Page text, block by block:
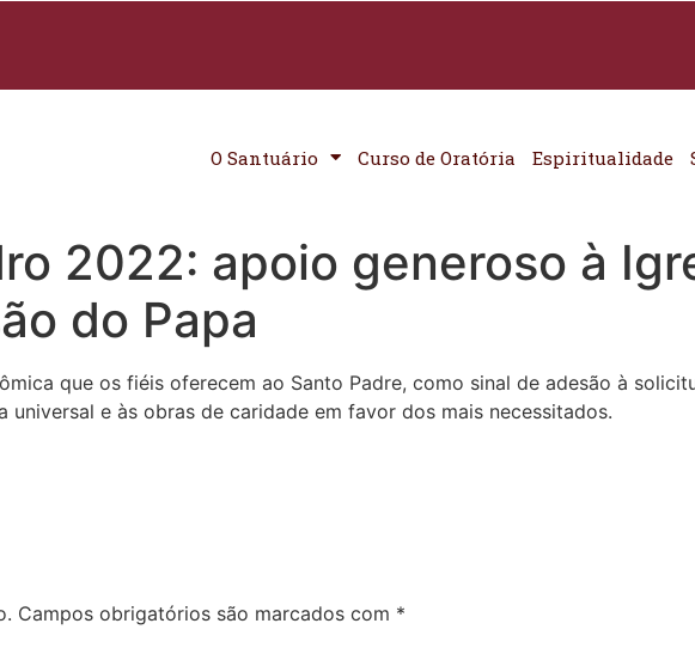
O Santuário Curso de Oratória Espiritualidade
2022: apoio generoso à
do Papa
que os fiéis oferecem ao Santo Padre, como sinal de adesão à
universal e às obras de caridade em favor dos mais necessitados.
Campos obrigatórios são marcados com *